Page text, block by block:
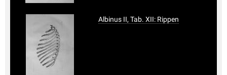
Albinus II, Tab. XII: Rippen